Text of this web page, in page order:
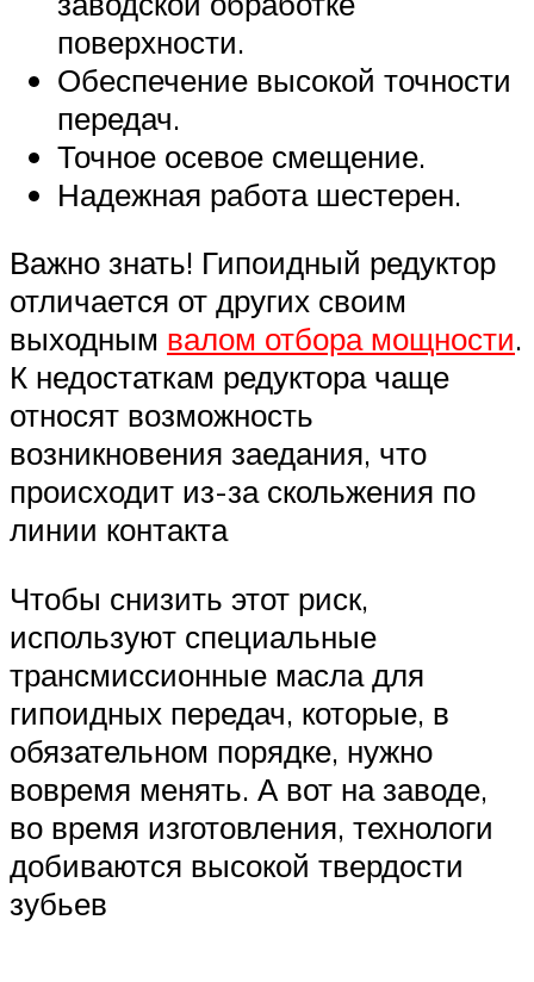
поверхности.
Обеспечение высокой точности
передач.
Точное осевое смещение.
Надежная работа шестерен.
Важно знать! Гипоидный редуктор
отличается от других своим
выходным валом отбора мощности.
К недостаткам редуктора чаще
относят возможность
возникновения заедания, что
происходит из-за скольжения по
линии контакта
Чтобы снизить этот риск,
используют специальные
трансмиссионные масла для
гипоидных передач, которые, в
обязательном порядке, нужно
вовремя менять. А вот на заводе,
во время изготовления, технологи
добиваются высокой твердости
зубьев